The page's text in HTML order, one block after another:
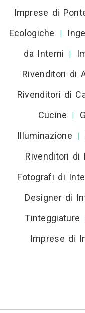
Imprese di
Ecologiche
|
da Interni
|
Rivenditori di
Rivenditori di
Cucine
|
Illuminazione
|
Rivenditori di
Fotografi di
Designer di
Tinteggiature
Imprese di